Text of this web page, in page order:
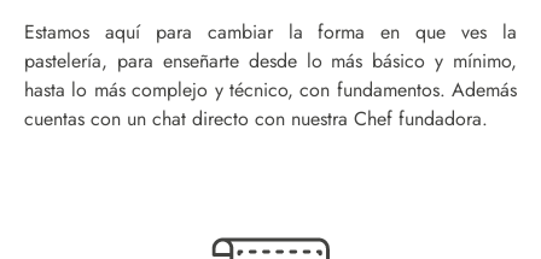
Estamos aquí para cambiar la forma en que ves la
pastelería, para enseñarte desde lo más básico y mínimo,
hasta lo más complejo y técnico, con fundamentos. Además
cuentas con un chat directo con nuestra Chef fundadora.